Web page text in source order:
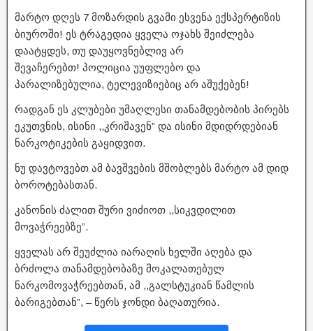
მარტო დღეს 7 მოზარდის გვამი ესვენა ექსპერტიზის
ბიუროში! ეს ტრაგედია ყველა ოჯახს შეიძლება
დაატყდეს, თუ დაუყოვნებლივ არ
შევაჩერებთ! პოლიცია უუფლებო და
პარალიზებულია, ტელევიზიებიც არ აშუქებენ!
რადგან ეს კლუბები უმაღლესი თანამდებობის პირებს
ეკუთვნის, ისინი ,,კრიშავენ” და ისინი მდიდრდებიან
ნარკოტიკების გაყიდვით.
ნუ დავტოვებთ ამ ბავშვების მშობლებს მარტო ამ დიდ
ბოროტებასთან.
კანონის ძალით შური ვიძიოთ ,,სიკვდილით
მოვაჭრეებზე”.
ყველას არ შეუძლია იარაღის ხელში აღება და
ბრძოლა თანამდებობაზე მოკალათებულ
ნარკომოვაჭრეებთან, ამ ,,გალსტუკიან წამლის
ბარიგებთან”, – წერს ჯონდი ბაღათურია.